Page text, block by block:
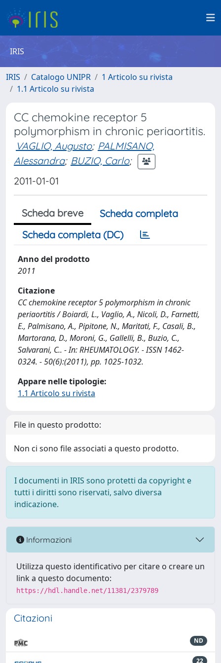
IRIS
IRIS Catalogo UNIPR
1 Articolo su rivista
1.1 Articolo su rivista
CC chemokine receptor 5
polymorphism in chronic periaortitis.
VAGLIO, Augusto; PALMISANO,
Alessandra; BUZIO, Carlo;
2011-01-01
Scheda breve
Scheda completa
Scheda completa (DC)
Anno del prodotto
2011
Citazione
CC chemokine receptor 5 polymorphism in chronic
periaortitis / Boiardi, L., Vaglio, A., Nicoli, D., Farnetti,
E., Palmisano, A., Pipitone, N., Maritati, F., Casali, B.,
Martorana, D., Moroni, G., Gallelli, B., Buzio, C.,
Salvarani, C.. - In: RHEUMATOLOGY. - ISSN 1462-
0324. - 50(6):(2011), pp. 1025-1032.
Appare nelle tipologie:
1.1 Articolo su rivista
File in questo prodotto:
Non ci sono file associati a questo prodotto.
I documenti in IRIS sono protetti da copyright e
tutti i diritti sono riservati, salvo diversa
indicazione.
Informazioni
Utilizza questo identificativo per citare o creare un
link a questo documento:
https://hdl.handle.net/11381/2379789
Citazioni
ND
22